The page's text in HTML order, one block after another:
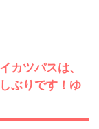
カツパスは、
ぶりです！ゆ